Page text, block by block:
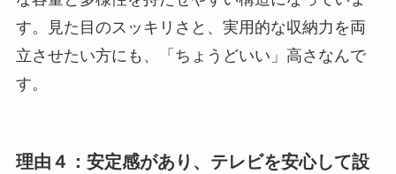
す。見た目のスッキリさと、実用的な収納力を両
立させたい方にも、「ちょうどいい」高さなんで
す。
理由４：安定感があり、テレビを安心して設